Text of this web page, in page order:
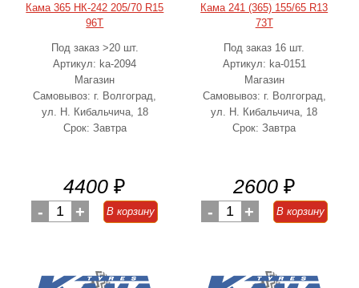
Кама 365 НК-242 205/70 R15
96T
Под заказ >20 шт.
Артикул: ka-2094
Магазин
Самовывоз: г. Волгоград,
ул. Н. Кибальчича, 18
Срок: Завтра
4400 ₽
- 1 + В корзину
Кама 241 (365) 155/65 R13
73Т
Под заказ 16 шт.
Артикул: ka-0151
Магазин
Самовывоз: г. Волгоград,
ул. Н. Кибальчича, 18
Срок: Завтра
2600 ₽
- 1 + В корзину